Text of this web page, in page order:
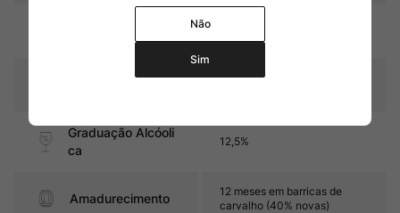
Graduação Alcóoli
ca
12,5%
Amadurecimento
12 meses em barricas de
carvalho (40% novas)
Não
Sim